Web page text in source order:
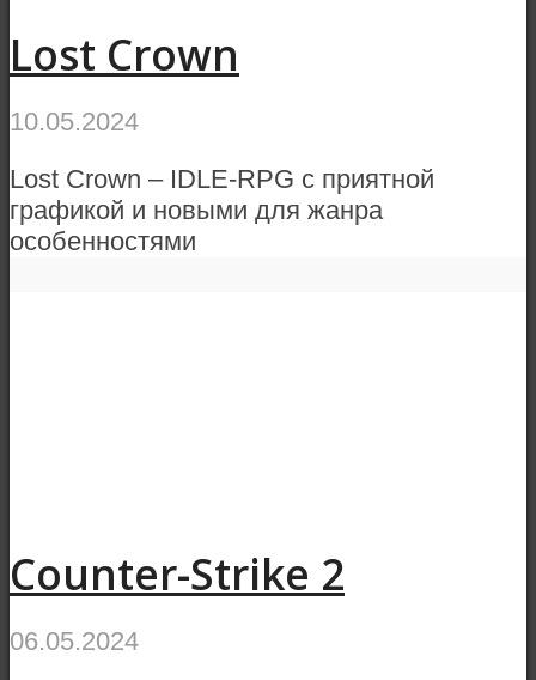
Lost Crown
10.05.2024
Lost Crown – IDLE-RPG с приятной
графикой и новыми для жанра
особенностями
Counter-Strike 2
06.05.2024